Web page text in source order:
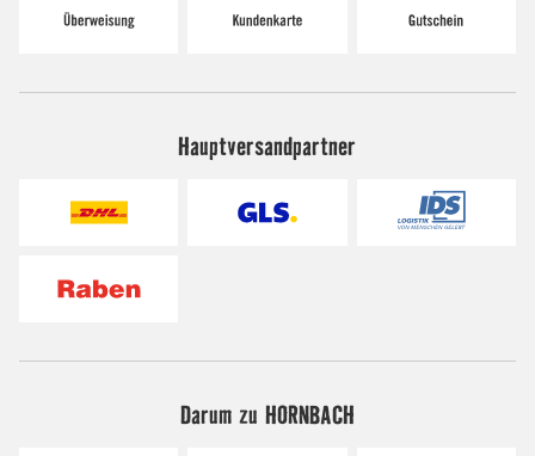
Hauptversandpartner
Darum zu HORNBACH